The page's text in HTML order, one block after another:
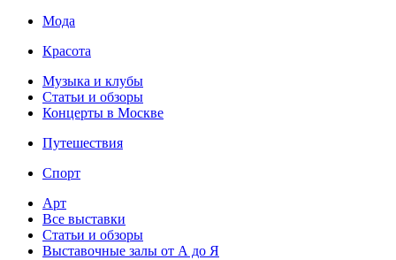
Мода
Красота
Музыка и клубы
Статьи и обзоры
Концерты в Москве
Путешествия
Спорт
Арт
Все выставки
Статьи и обзоры
Выставочные залы от А до Я